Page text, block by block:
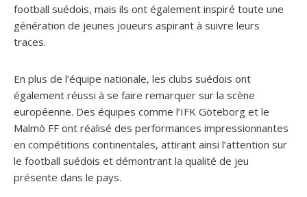
football suédois, mais ils ont également inspiré toute une
génération de jeunes joueurs aspirant à suivre leurs
traces.
En plus de l’équipe nationale, les clubs suédois ont
également réussi à se faire remarquer sur la scène
européenne. Des équipes comme l’IFK Göteborg et le
Malmö FF ont réalisé des performances impressionnantes
en compétitions continentales, attirant ainsi l’attention sur
le football suédois et démontrant la qualité de jeu
présente dans le pays.